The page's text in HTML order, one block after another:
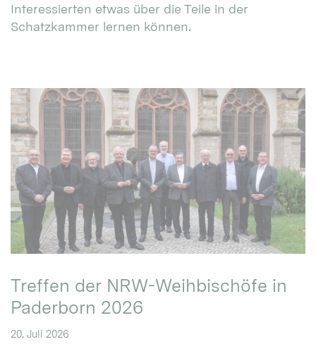
Interessierten etwas über die Teile in der
Schatzkammer lernen können.
Treffen der NRW-Weihbischöfe in
Paderborn 2026
20. Juli 2026